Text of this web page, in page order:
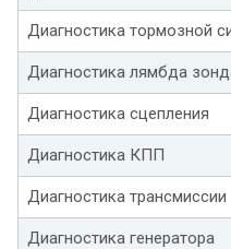
Диагностика тормозной
Диагностика лямбда
Диагностика сцепления
Диагностика КПП
Диагностика трансмиссии
Диагностика генератора